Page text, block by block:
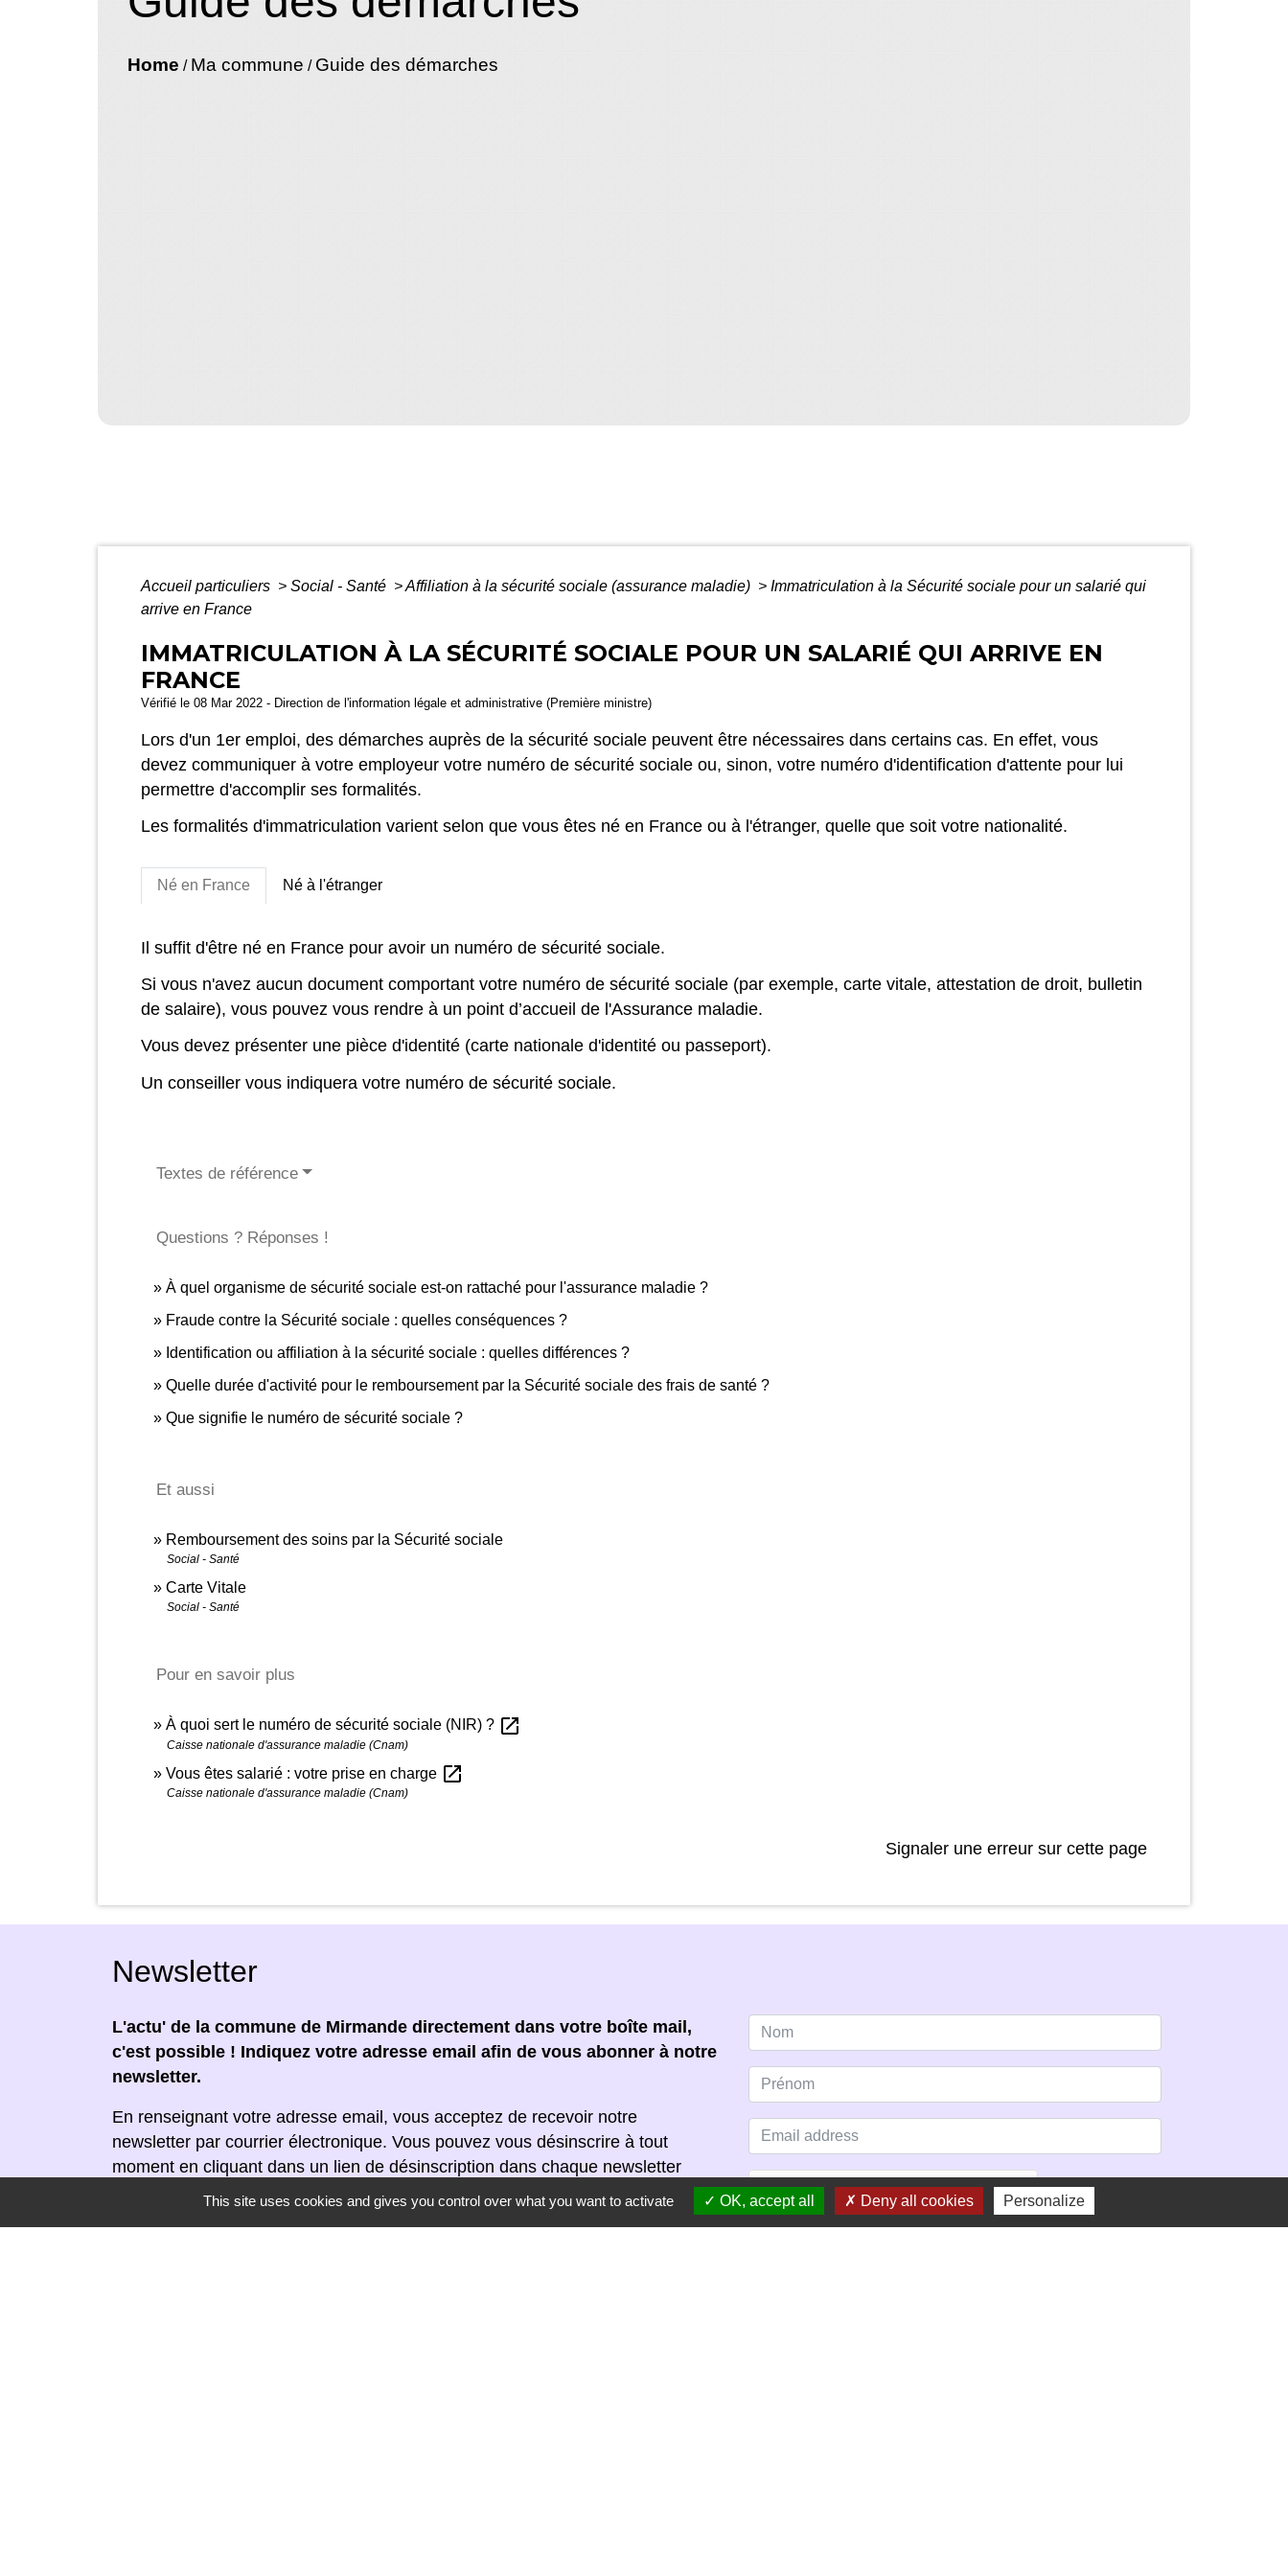
Home / Ma commune / Guide des démarches
Accueil particuliers > Social - Santé >Affiliation à la sécurité sociale (assurance maladie) > Immatriculation à la Sécurité sociale pour un salarié qui
arrive en France
IMMATRICULATION À LA SÉCURITÉ SOCIALE POUR UN SALARIÉ QUI ARRIVE EN
FRANCE
Vérifié le 08 Mar 2022 - Direction de l'information légale et administrative (Première ministre)
Lors d'un 1er emploi, des démarches auprès de la sécurité sociale peuvent être nécessaires dans certains cas. En effet, vous
devez communiquer à votre employeur votre numéro de sécurité sociale ou, sinon, votre numéro d'identification d'attente pour lui
permettre d'accomplir ses formalités.
Les formalités d'immatriculation varient selon que vous êtes né en France ou à l'étranger, quelle que soit votre nationalité.
Né en France Né à l'étranger
Il suffit d'être né en France pour avoir un numéro de sécurité sociale.
Si vous n'avez aucun document comportant votre numéro de sécurité sociale (par exemple, carte vitale, attestation de droit, bulletin
de salaire), vous pouvez vous rendre à un point d’accueil de l'Assurance maladie.
Vous devez présenter une pièce d'identité (carte nationale d'identité ou passeport).
Un conseiller vous indiquera votre numéro de sécurité sociale.
Textes de référence
Questions ? Réponses !
À quel organisme de sécurité sociale est-on rattaché pour l'assurance maladie ?
Fraude contre la Sécurité sociale : quelles conséquences ?
Identification ou affiliation à la sécurité sociale : quelles différences ?
Quelle durée d'activité pour le remboursement par la Sécurité sociale des frais de santé ?
Que signifie le numéro de sécurité sociale ?
Et aussi
Remboursement des soins par la Sécurité sociale
Social - Santé
Carte Vitale
Social - Santé
Pour en savoir plus
À quoi sert le numéro de sécurité sociale (NIR) ? open_in_new
Caisse nationale d'assurance maladie (Cnam)
Vous êtes salarié : votre prise en charge open_in_new
Caisse nationale d'assurance maladie (Cnam)
Signaler une erreur sur cette page
Newsletter
L'actu' de la commune de Mirmande directement dans votre boîte mail,
c'est possible ! Indiquez votre adresse email afin de vous abonner à notre
newsletter.
En renseignant votre adresse email, vous acceptez de recevoir notre
newsletter par courrier électronique. Vous pouvez vous désinscrire à tout
moment en cliquant dans un lien de désinscription dans chaque newsletter
réceptionnée.This site uses cookies and gives you control over what you want to activate OK, accept all Deny all cookies Personalize